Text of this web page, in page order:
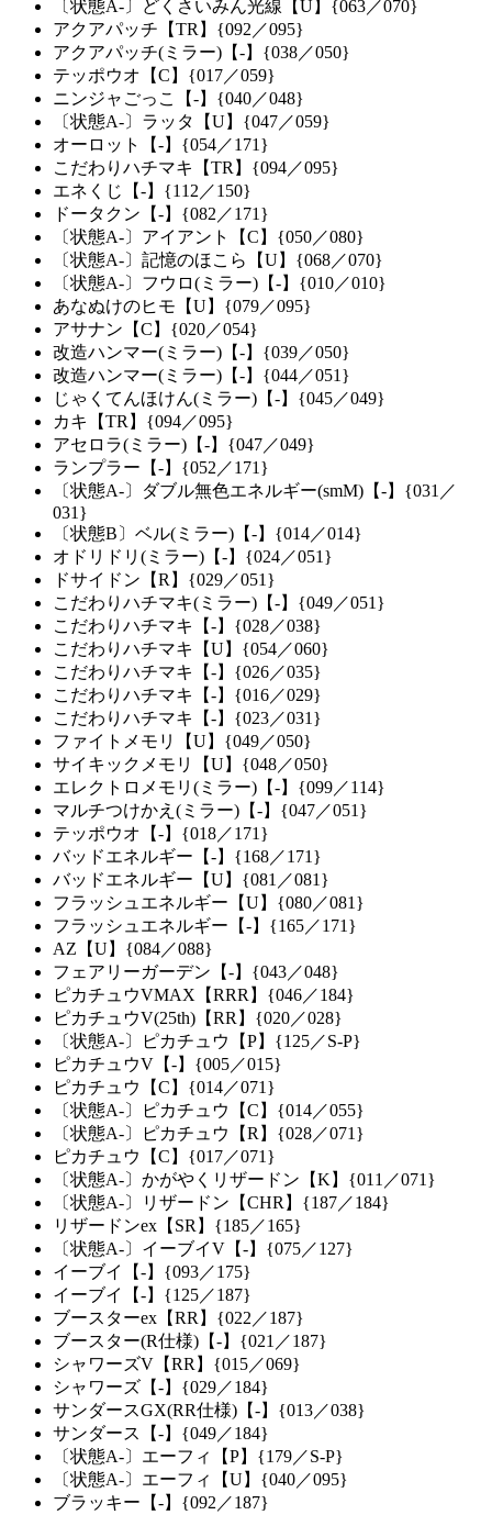
〔状態A-〕どくさいみん光線【U】{063／070}
アクアパッチ【TR】{092／095}
アクアパッチ(ミラー)【-】{038／050}
テッポウオ【C】{017／059}
ニンジャごっこ【-】{040／048}
〔状態A-〕ラッタ【U】{047／059}
オーロット【-】{054／171}
こだわりハチマキ【TR】{094／095}
エネくじ【-】{112／150}
ドータクン【-】{082／171}
〔状態A-〕アイアント【C】{050／080}
〔状態A-〕記憶のほこら【U】{068／070}
〔状態A-〕フウロ(ミラー)【-】{010／010}
あなぬけのヒモ【U】{079／095}
アサナン【C】{020／054}
改造ハンマー(ミラー)【-】{039／050}
改造ハンマー(ミラー)【-】{044／051}
じゃくてんほけん(ミラー)【-】{045／049}
カキ【TR】{094／095}
アセロラ(ミラー)【-】{047／049}
ランプラー【-】{052／171}
〔状態A-〕ダブル無色エネルギー(smM)【-】{031／
031}
〔状態B〕ベル(ミラー)【-】{014／014}
オドリドリ(ミラー)【-】{024／051}
ドサイドン【R】{029／051}
こだわりハチマキ(ミラー)【-】{049／051}
こだわりハチマキ【-】{028／038}
こだわりハチマキ【U】{054／060}
こだわりハチマキ【-】{026／035}
こだわりハチマキ【-】{016／029}
こだわりハチマキ【-】{023／031}
ファイトメモリ【U】{049／050}
サイキックメモリ【U】{048／050}
エレクトロメモリ(ミラー)【-】{099／114}
マルチつけかえ(ミラー)【-】{047／051}
テッポウオ【-】{018／171}
バッドエネルギー【-】{168／171}
バッドエネルギー【U】{081／081}
フラッシュエネルギー【U】{080／081}
フラッシュエネルギー【-】{165／171}
AZ【U】{084／088}
フェアリーガーデン【-】{043／048}
ピカチュウVMAX【RRR】{046／184}
ピカチュウV(25th)【RR】{020／028}
〔状態A-〕ピカチュウ【P】{125／S-P}
ピカチュウV【-】{005／015}
ピカチュウ【C】{014／071}
〔状態A-〕ピカチュウ【C】{014／055}
〔状態A-〕ピカチュウ【R】{028／071}
ピカチュウ【C】{017／071}
〔状態A-〕かがやくリザードン【K】{011／071}
〔状態A-〕リザードン【CHR】{187／184}
リザードンex【SR】{185／165}
〔状態A-〕イーブイV【-】{075／127}
イーブイ【-】{093／175}
イーブイ【-】{125／187}
ブースターex【RR】{022／187}
ブースター(R仕様)【-】{021／187}
シャワーズV【RR】{015／069}
シャワーズ【-】{029／184}
サンダースGX(RR仕様)【-】{013／038}
サンダース【-】{049／184}
〔状態A-〕エーフィ【P】{179／S-P}
〔状態A-〕エーフィ【U】{040／095}
ブラッキー【-】{092／187}